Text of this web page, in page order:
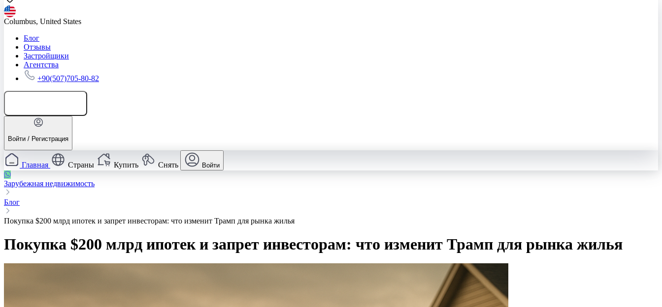
Columbus, United States
Блог
Отзывы
Застройщики
Агентства
+90(507)705-80-82
Войти / Регистрация
Главная Страны Купить Снять Войти
Зарубежная недвижимость
Блог
Покупка $200 млрд ипотек и запрет инвесторам: что изменит Трамп для рынка жилья
Покупка $200 млрд ипотек и запрет инвесторам: что изменит Трамп для рынка жилья